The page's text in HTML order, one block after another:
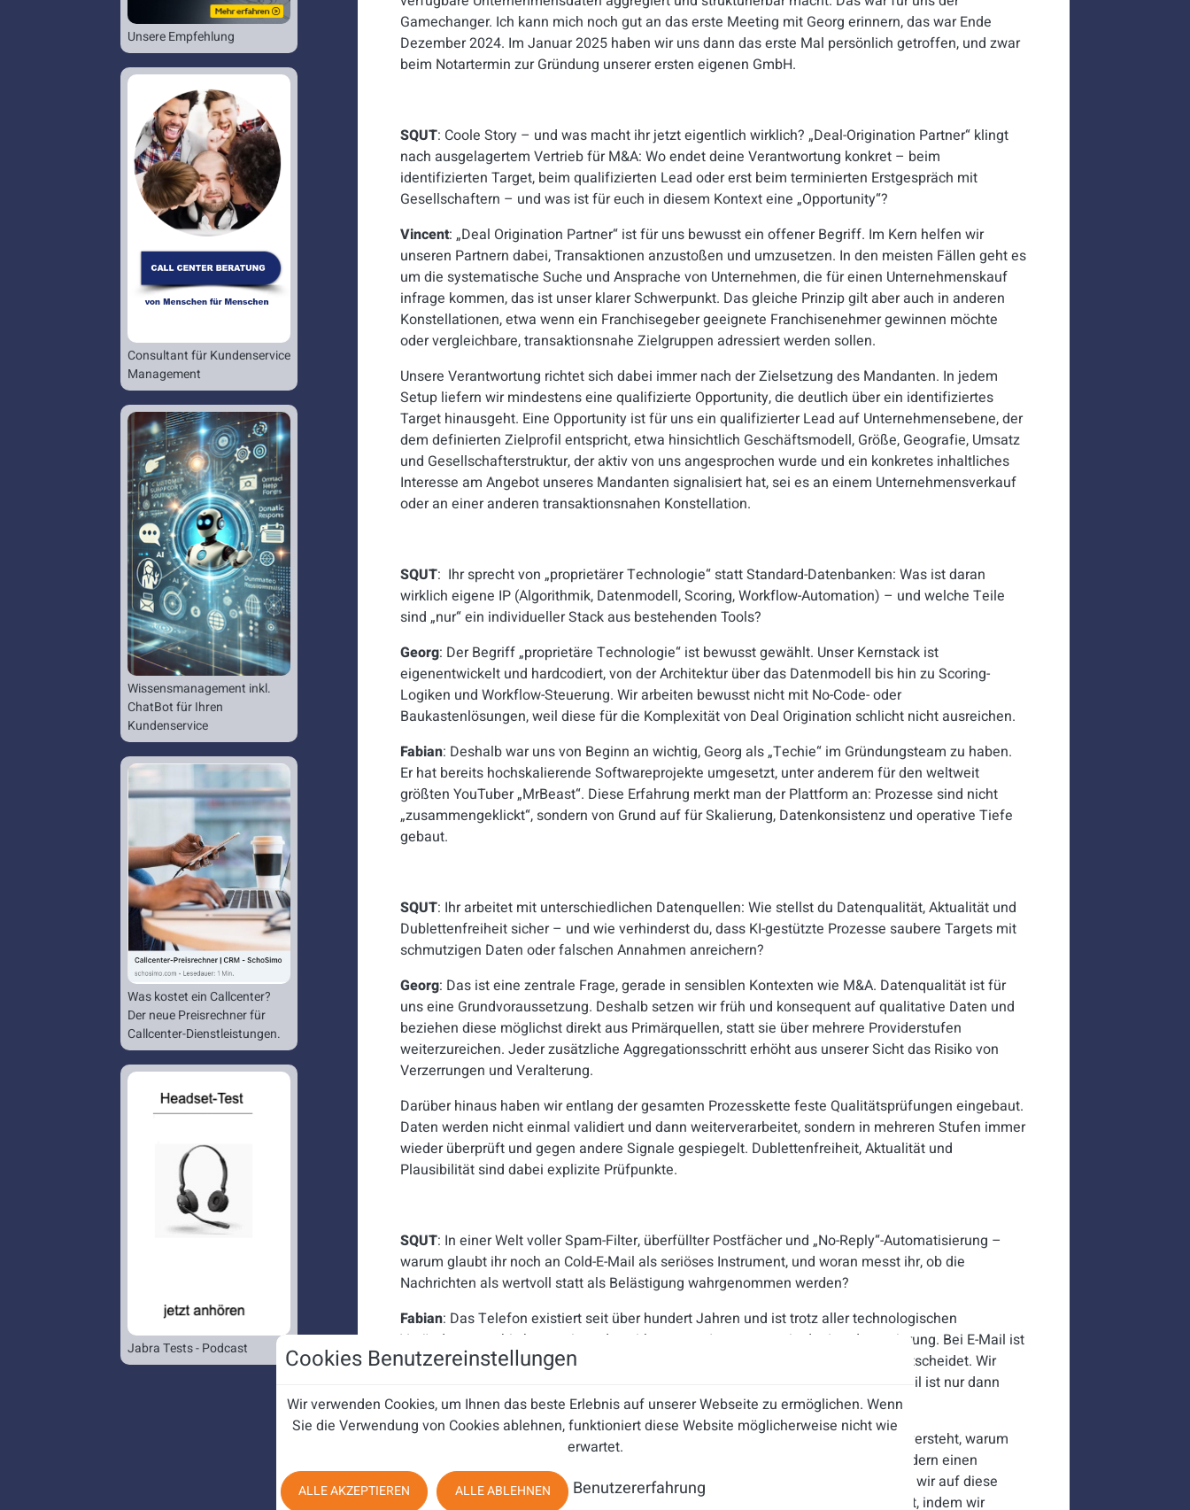
Gamechanger. Ich kann mich noch gut an das erste Meeting mit Georg erinnern, das war Ende
Dezember 2024. Im Januar 2025 haben wir uns dann das erste Mal persönlich getroffen, und zwar
beim Notartermin zur Gründung unserer ersten eigenen GmbH.
SQUT: Coole Story – und was macht ihr jetzt eigentlich wirklich? „Deal-Origination Partner“ klingt
nach ausgelagertem Vertrieb für M&A: Wo endet deine Verantwortung konkret – beim
identifizierten Target, beim qualifizierten Lead oder erst beim terminierten Erstgespräch mit
Gesellschaftern – und was ist für euch in diesem Kontext eine „Opportunity“?
Vincent: „Deal Origination Partner“ ist für uns bewusst ein offener Begriff. Im Kern helfen wir
unseren Partnern dabei, Transaktionen anzustoßen und umzusetzen. In den meisten Fällen geht es
um die systematische Suche und Ansprache von Unternehmen, die für einen Unternehmenskauf
infrage kommen, das ist unser klarer Schwerpunkt. Das gleiche Prinzip gilt aber auch in anderen
Konstellationen, etwa wenn ein Franchisegeber geeignete Franchisenehmer gewinnen möchte
oder vergleichbare, transaktionsnahe Zielgruppen adressiert werden sollen.
Unsere Verantwortung richtet sich dabei immer nach der Zielsetzung des Mandanten. In jedem
Setup liefern wir mindestens eine qualifizierte Opportunity, die deutlich über ein identifiziertes
Target hinausgeht. Eine Opportunity ist für uns ein qualifizierter Lead auf Unternehmensebene, der
dem definierten Zielprofil entspricht, etwa hinsichtlich Geschäftsmodell, Größe, Geografie, Umsatz
und Gesellschafterstruktur, der aktiv von uns angesprochen wurde und ein konkretes inhaltliches
Interesse am Angebot unseres Mandanten signalisiert hat, sei es an einem Unternehmensverkauf
oder an einer anderen transaktionsnahen Konstellation.
SQUT: Ihr sprecht von „proprietärer Technologie“ statt Standard-Datenbanken: Was ist daran
wirklich eigene IP (Algorithmik, Datenmodell, Scoring, Workflow-Automation) – und welche Teile
sind „nur“ ein individueller Stack aus bestehenden Tools?
Georg: Der Begriff „proprietäre Technologie“ ist bewusst gewählt. Unser Kernstack ist
eigenentwickelt und hardcodiert, von der Architektur über das Datenmodell bis hin zu Scoring-
Logiken und Workflow-Steuerung. Wir arbeiten bewusst nicht mit No-Code- oder
Baukastenlösungen, weil diese für die Komplexität von Deal Origination schlicht nicht ausreichen.
Fabian: Deshalb war uns von Beginn an wichtig, Georg als „Techie“ im Gründungsteam zu haben.
Er hat bereits hochskalierende Softwareprojekte umgesetzt, unter anderem für den weltweit
größten YouTuber „MrBeast“. Diese Erfahrung merkt man der Plattform an: Prozesse sind nicht
„zusammengeklickt“, sondern von Grund auf für Skalierung, Datenkonsistenz und operative Tiefe
gebaut.
SQUT: Ihr arbeitet mit unterschiedlichen Datenquellen: Wie stellst du Datenqualität, Aktualität und
Dublettenfreiheit sicher – und wie verhinderst du, dass KI-gestützte Prozesse saubere Targets mit
schmutzigen Daten oder falschen Annahmen anreichern?
Georg: Das ist eine zentrale Frage, gerade in sensiblen Kontexten wie M&A. Datenqualität ist für
uns eine Grundvoraussetzung. Deshalb setzen wir früh und konsequent auf qualitative Daten und
beziehen diese möglichst direkt aus Primärquellen, statt sie über mehrere Providerstufen
weiterzureichen. Jeder zusätzliche Aggregationsschritt erhöht aus unserer Sicht das Risiko von
Verzerrungen und Veralterung.
Darüber hinaus haben wir entlang der gesamten Prozesskette feste Qualitätsprüfungen eingebaut.
Daten werden nicht einmal validiert und dann weiterverarbeitet, sondern in mehreren Stufen immer
wieder überprüft und gegen andere Signale gespiegelt. Dublettenfreiheit, Aktualität und
Plausibilität sind dabei explizite Prüfpunkte.
SQUT: In einer Welt voller Spam-Filter, überfüllter Postfächer und „No-Reply“-Automatisierung –
warum glaubt ihr noch an Cold-E-Mail als seriöses Instrument, und woran messt ihr, ob die
Nachrichten als wertvoll statt als Belästigung wahrgenommen werden?
Fabian: Das Telefon existiert seit über hundert Jahren und ist trotz aller technologischen
Veränderungen bis heute eines der wirksamsten Instrumente in der Leadgenerierung. Bei E-Mail ist
es im Kern nicht anders. Das Prinzip funktioniert weiterhin, nur die Umsetzung entscheidet. Wir
glauben nicht an Massenversand oder automatisiertes Spray-and-Pray. Cold-E-Mail ist nur dann
seriös, wenn sie hochrelevant ist.
Relevanz entsteht nicht durch gute Texte, sondern durch saubere Vorarbeit. Wer versteht, warum
ein Unternehmen genau jetzt angesprochen wird, schreibt keine Belästigung, sondern einen
Kontext. In einem früheren Mandat für einen Anbieter von Nutzfahrzeugen haben wir auf diese
Weise im Schnitt rund vier qualifizierte Angebotsanfragen pro Tag generiert. Nicht, indem wir
Unsere Empfehlung
Consultant für Kundenservice
Management
Wissensmanagement inkl.
ChatBot für Ihren
Kundenservice
Was kostet ein Callcenter?
Der neue Preisrechner für
Callcenter-Dienstleistungen.
Jabra Tests - Podcast Cookies Benutzereinstellungen
Wir verwenden Cookies, um Ihnen das beste Erlebnis auf unserer Webseite zu ermöglichen. Wenn
Sie die Verwendung von Cookies ablehnen, funktioniert diese Website möglicherweise nicht wie
erwartet.
ALLE AKZEPTIEREN ALLE ABLEHNEN Benutzererfahrung